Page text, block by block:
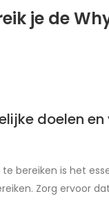
je de
doelen en
te bereiken is het
Zorg ervoor